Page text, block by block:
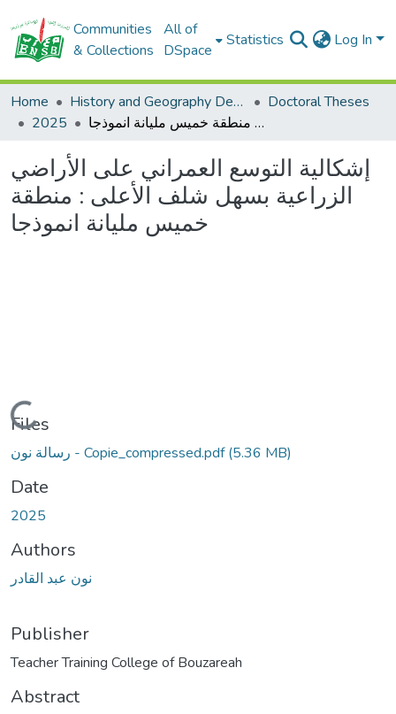
Communities
& Collections
All of
DSpace
Statistics Log In
Home History and Geography Department
Doctoral Theses
2025
إشكالية التوسع العمراني على الأراضي الزراعية بسهل شلف الأعلى : منطقة خميس مليانة انموذجا
إشكالية التوسع العمراني على الأراضي
الزراعية بسهل شلف الأعلى : منطقة
خميس مليانة انموذجا
Loading...
Files
رسالة نون - Copie_compressed.pdf(5.36 MB)
Date
2025
Authors
نون عبد القادر
Publisher
Abstract